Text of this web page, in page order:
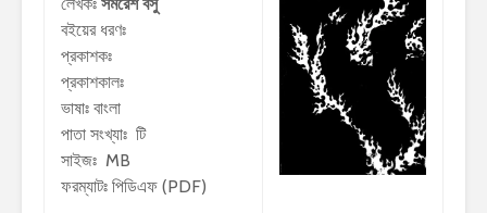
বইয়ের ধরণঃ
প্রকাশকঃ
প্রকাশকালঃ
ভাষাঃ বাংলা
পাতা সংখ্যাঃ টি
সাইজঃ MB
ফরম্যাটঃ পিডিএফ (PDF)